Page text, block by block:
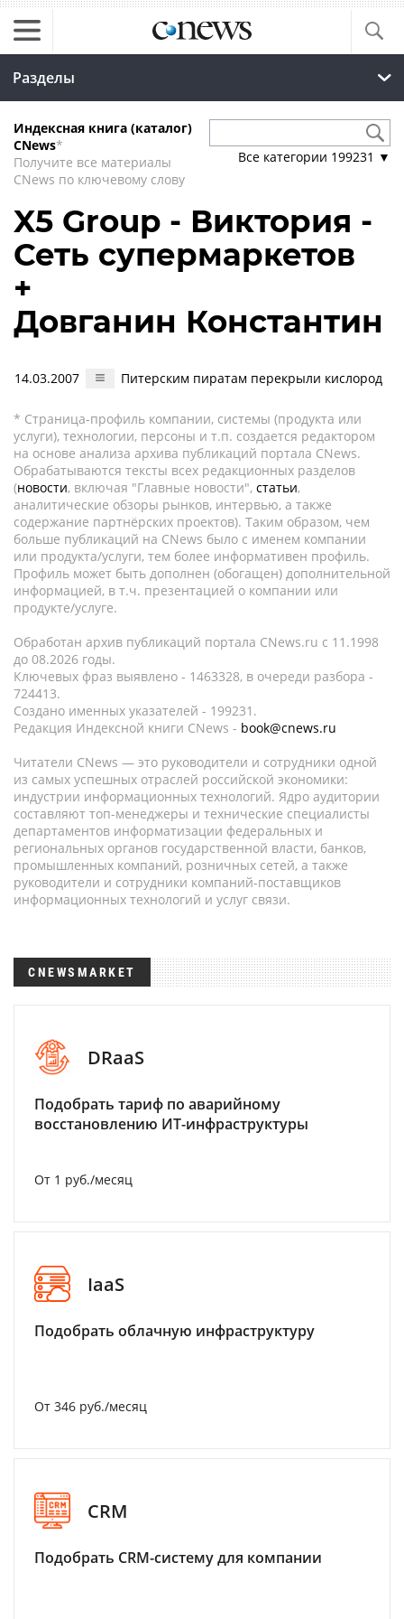
Разделы
Индексная книга (каталог)
CNews*
Получите все материалы
CNews по ключевому слову
Все категории 199231 ▼
X5 Group - Виктория -
Сеть супермаркетов
+
Довганин Константин
14.03.2007 Питерским пиратам перекрыли кислород
* Страница-профиль компании, системы (продукта или
услуги), технологии, персоны и т.п. создается редактором
на основе анализа архива публикаций портала CNews.
Обрабатываются тексты всех редакционных разделов
(новости, включая "Главные новости", статьи,
аналитические обзоры рынков, интервью, а также
содержание партнёрских проектов). Таким образом, чем
больше публикаций на CNews было с именем компании
или продукта/услуги, тем более информативен профиль.
Профиль может быть дополнен (обогащен) дополнительной
информацией, в т.ч. презентацией о компании или
продукте/услуге.
Обработан архив публикаций портала CNews.ru c 11.1998
до 08.2026 годы.
Ключевых фраз выявлено - 1463328, в очереди разбора -
724413.
Создано именных указателей - 199231.
Редакция Индексной книги CNews - book@cnews.ru
Читатели CNews — это руководители и сотрудники одной
из самых успешных отраслей российской экономики:
индустрии информационных технологий. Ядро аудитории
составляют топ-менеджеры и технические специалисты
департаментов информатизации федеральных и
региональных органов государственной власти, банков,
промышленных компаний, розничных сетей, а также
руководители и сотрудники компаний-поставщиков
информационных технологий и услуг связи.
CNEWSMARKET
DRaaS
Подобрать тариф по аварийному
восстановлению ИТ-инфраструктуры
От 1 руб./месяц
IaaS
Подобрать облачную инфраструктуру
От 346 руб./месяц
CRM
Подобрать CRM-систему для компании